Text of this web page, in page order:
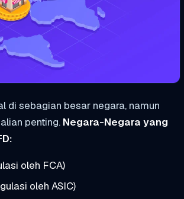
di sebagian besar negara, namun
penting. Negara-Negara yang
oleh FCA)
oleh ASIC)